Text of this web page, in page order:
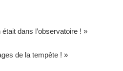
dans l’observatoire ! »
de la tempête ! »